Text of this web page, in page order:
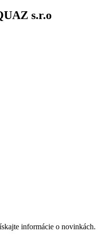
s.r.o
informácie o novinkách.